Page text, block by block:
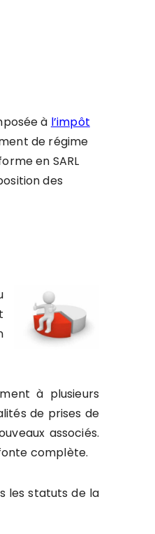
à l’impôt
de régime
en SARL
des
à plusieurs
de prises de
associés.
complète.
les statuts de la